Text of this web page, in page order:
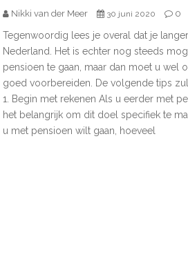
Nikki van der Meer 30 juni 2020 0
Tegenwoordig lees je overal dat je
Nederland. Het is echter nog steeds
pensioen te gaan, maar dan moet u wel
goed voorbereiden. De volgende tips
1. Begin met rekenen Als u eerder met
het belangrijk om dit doel specifiek te
u met pensioen wilt gaan, hoeveel